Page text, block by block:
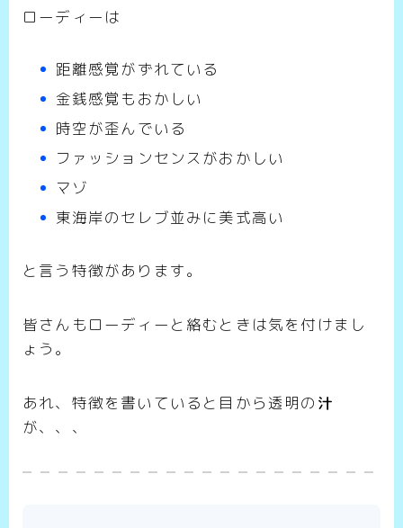
ローディーは
距離感覚がずれている
金銭感覚もおかしい
時空が歪んでいる
ファッションセンスがおかしい
マゾ
東海岸のセレブ並みに美式高い
と言う特徴があります。
皆さんもローディーと絡むときは気を付けまし
ょう。
あれ、特徴を書いていると目から透明の 汁
が、、、